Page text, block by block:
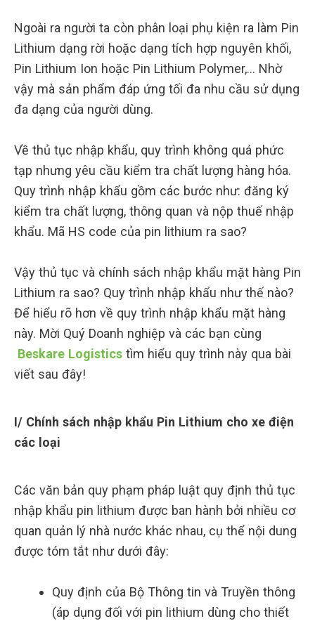
Ngoài ra người ta còn phân loại phụ kiện ra làm Pin
Lithium dạng rời hoặc dạng tích hợp nguyên khối,
Pin Lithium Ion hoặc Pin Lithium Polymer,… Nhờ
vậy mà sản phẩm đáp ứng tối đa nhu cầu sử dụng
đa dạng của người dùng.
Về thủ tục nhập khẩu, quy trình không quá phức
tạp nhưng yêu cầu kiểm tra chất lượng hàng hóa.
Quy trình nhập khẩu gồm các bước như: đăng ký
kiểm tra chất lượng, thông quan và nộp thuế nhập
khẩu. Mã HS code của pin lithium ra sao?
Vậy thủ tục và chính sách nhập khẩu mặt hàng Pin
Lithium ra sao? Quy trình nhập khẩu như thế nào?
Để hiểu rõ hơn về quy trình nhập khẩu mặt hàng
này. Mời Quý Doanh nghiệp và các bạn cùng
Beskare Logistics tìm hiểu quy trình này qua bài
viết sau đây!
I/ Chính sách nhập khẩu Pin Lithium cho xe điện
các loại
Các văn bản quy phạm pháp luật quy định thủ tục
nhập khẩu pin lithium được ban hành bởi nhiều cơ
quan quản lý nhà nước khác nhau, cụ thể nội dung
được tóm tắt như dưới đây:
Quy định của Bộ Thông tin và Truyền thông
(áp dụng đối với pin lithium dùng cho thiết